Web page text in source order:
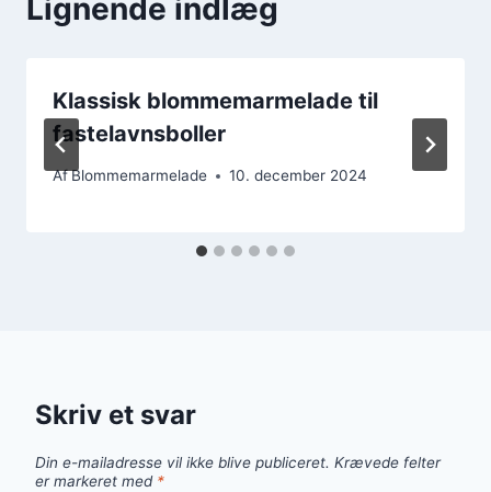
Lignende indlæg
Klassisk blommemarmelade til
fastelavnsboller
AfBlommemarmelade 10. december 2024
Skriv et svar
Din e-mailadresse vil ikke blive publiceret. Krævede felter
er markeret med *